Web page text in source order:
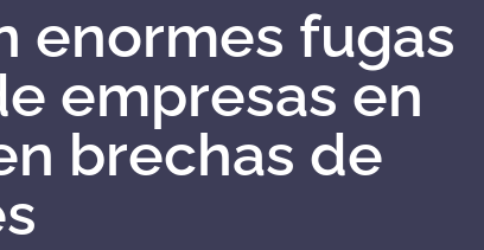
enormes fugas
empresas en
brechas de